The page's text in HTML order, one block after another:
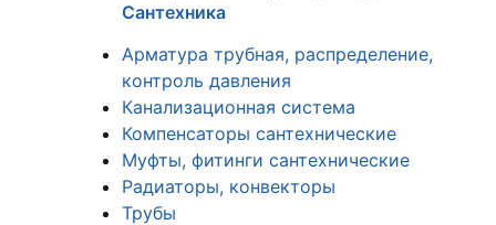
Сантехника
Арматура трубная, распределение,
контроль давления
Канализационная система
Компенсаторы сантехнические
Муфты, фитинги сантехнические
Радиаторы, конвекторы
Трубы